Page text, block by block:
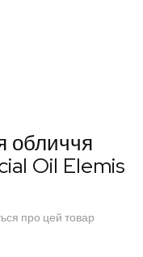
обличчя
Oil Elemis
про цей товар